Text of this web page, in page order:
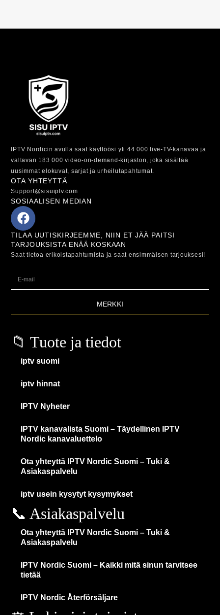
IPTV Nordicin avulla saat käyttöösi yli 44 000 live-TV-kanavaa ja
valtavan 183 000 video-on-demand-kirjaston, joka sisältää
uusimmat elokuvat, sarjat ja urheilutapahtumat.
OTA YHTEYTTÄ
Support@sisuiptv.com
SOSIAALISEN MEDIAN
TILAA UUTISKIRJEEMME, NIIN ET JÄÄ PAITSI
TARJOUKSISTA ENÄÄ KOSKAAN
Saat tietoa erikoistapahtumista ja saat ensimmäisen tarjouksesi!
MERKKI
📁 Tuote ja tiedot
iptv suomi
iptv hinnat
IPTV Nyheter
IPTV kanavalista Suomi – Täydellinen IPTV
Nordic kanavaluettelo
Ota yhteyttä IPTV Nordic Suomi – Tuki &
Asiakaspalvelu
iptv usein kysytyt kysymykset
📞 Asiakaspalvelu
Ota yhteyttä IPTV Nordic Suomi – Tuki &
Asiakaspalvelu
IPTV Nordic Suomi – Kaikki mitä sinun tarvitsee
tietää
IPTV Nordic Återförsäljare